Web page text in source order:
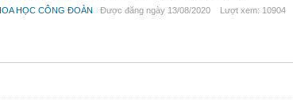
HỌC CÔNG ĐOÀN Được đăng ngày 13/08/2020 Lượt xem: 10904